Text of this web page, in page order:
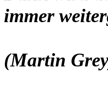
immer
(Martin